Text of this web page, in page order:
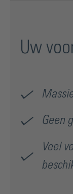
Uw
Geen
Veel